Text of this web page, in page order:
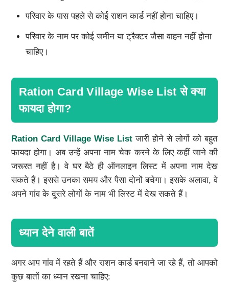
परिवार के पास पहले से कोई राशन कार्ड नहीं होना चाहिए।
परिवार के नाम पर कोई जमीन या ट्रैक्टर जैसा वाहन नहीं होना
चाहिए।
Ration Card Village Wise List से क्या
फायदा होगा?
Ration Card Village Wise Listजारी होने से लोगों को बहुत
फायदा होगा। अब उन्हें अपना नाम चेक करने के लिए कहीं जाने की
जरूरत नहीं है। वे घर बैठे ही ऑनलाइन लिस्ट में अपना नाम देख
सकते हैं। इससे उनका समय और पैसा दोनों बचेगा। इसके अलावा, वे
अपने गांव के दूसरे लोगों के नाम भी लिस्ट में देख सकते हैं।
ध्यान देने वाली बातें
अगर आप गांव में रहते हैं और राशन कार्ड बनवाने जा रहे हैं, तो आपको
कुछ बातों का ध्यान रखना चाहिए: